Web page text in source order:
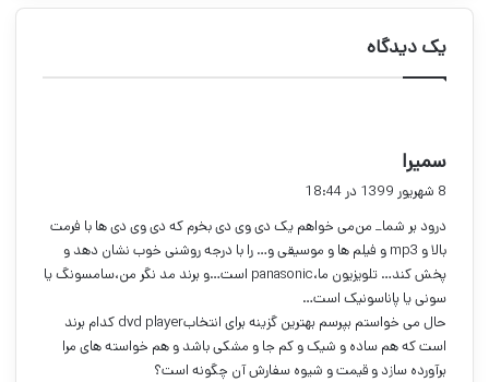
یک دیدگاه
سمیرا
ت
:
8 شهریور 1399 در 18:44
درود بر شما_ من‌می خواهم یک دی وی دی بخرم که دی وی دی ها با فرمت
بالا و mp3 و فیلم ها و موسیقی و… را با درجه روشنی خوب نشان دهد و
پخش کند… تلویزیون ما،panasonic است…و برند مد نگر من،سامسونگ یا
سونی یا پاناسونیک است…
حال می خواستم بپرسم بهترین گزینه برای انتخابdvd player کدام برند
است که هم ساده و شیک و کم جا و مشکی باشد و هم خواسته های مرا
برآورده سازد و قیمت و شیوه سفارش آن چگونه است؟